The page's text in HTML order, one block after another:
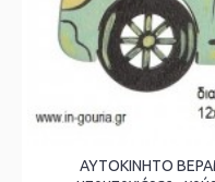
ΑΥΤΟΚΙΝΗΤΟ